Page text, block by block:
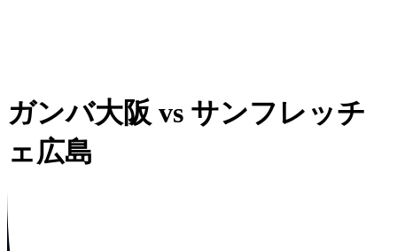
ガンバ大阪 vs サンフレッチ
ェ広島